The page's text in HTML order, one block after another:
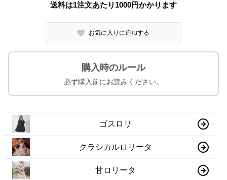
送料は1注文あたり 1000円かかります
お気に入りに追加する
購入時のルール
必ず購入前にお読みください。
ゴスロリ
クラシカルロリータ
甘ロリータ